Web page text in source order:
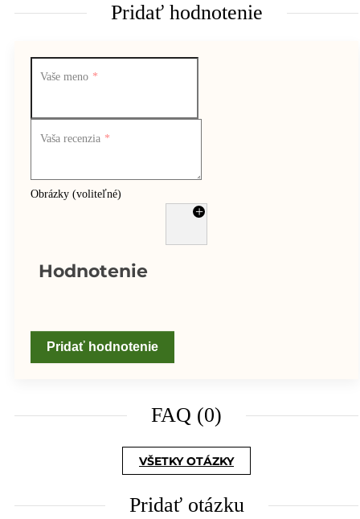
Pridať hodnotenie
Vaše meno
Vaša recenzia
Obrázky (voliteľné)
+
Hodnotenie
Pridať hodnotenie
FAQ (0)
VŠETKY OTÁZKY
Pridať otázku